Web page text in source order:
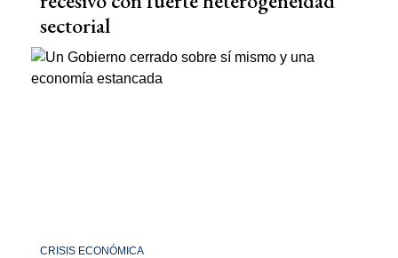
sectorial
CRISIS ECONÓMICA